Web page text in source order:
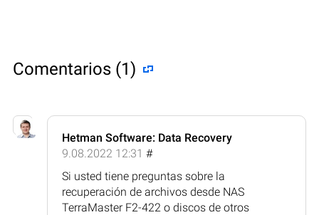
Comentarios (1)
Hetman Software: Data Recovery
9.08.2022 12:31 #
Si usted tiene preguntas sobre la
recuperación de archivos desde NAS
TerraMaster F2-422 o discos de otros